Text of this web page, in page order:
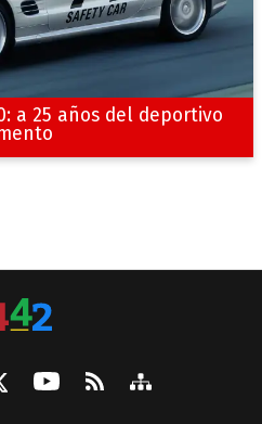
a 25 años del deportivo